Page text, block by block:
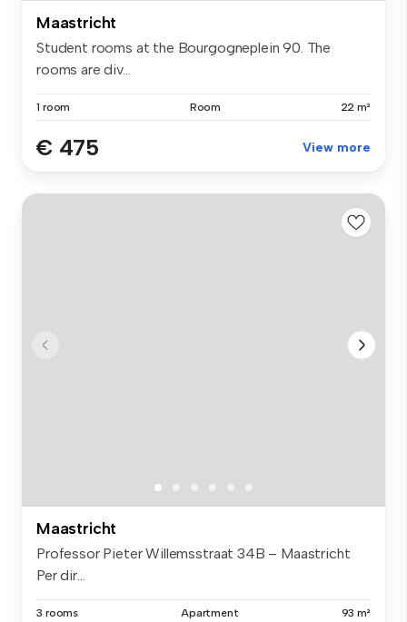
Maastricht
Student rooms at the Bourgogneplein 90. The
rooms are div...
1 room Room 22 m²
€ 475 View more
Maastricht
Professor Pieter Willemsstraat 34B – Maastricht
Per dir...
3 rooms Apartment 93 m²